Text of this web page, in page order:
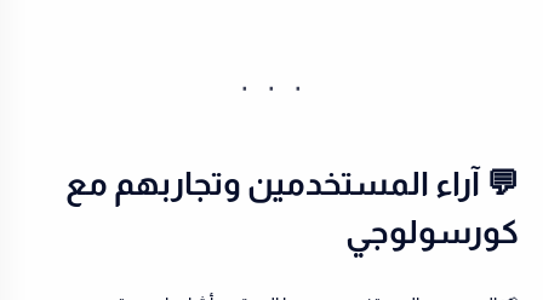
💬 آراء المستخدمين وتجاربهم مع
كورسولوجي